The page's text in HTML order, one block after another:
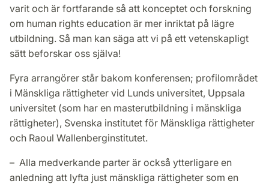
varit och är fortfarande så att konceptet och forskning
om human rights education är mer inriktat på lägre
utbildning. Så man kan säga att vi på ett vetenskapligt
sätt beforskar oss själva!
Fyra arrangörer står bakom konferensen; profilområdet
i Mänskliga rättigheter vid Lunds universitet, Uppsala
universitet (som har en masterutbildning i mänskliga
rättigheter), Svenska institutet för Mänskliga rättigheter
och Raoul Wallenberginstitutet.
– Alla medverkande parter är också ytterligare en
anledning att lyfta just mänskliga rättigheter som en